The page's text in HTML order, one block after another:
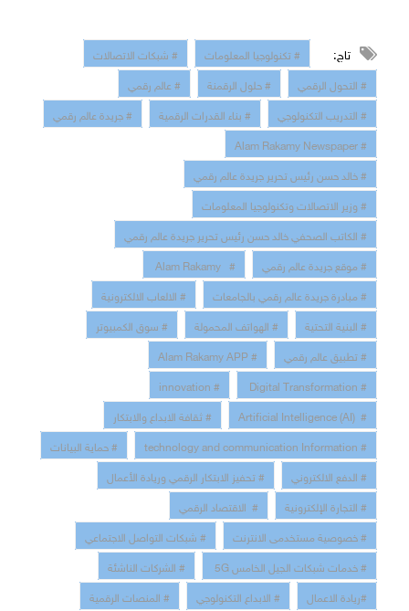
تاج: # تكنولوجيا المعلومات
# شبكات الاتصالات
# التحول الرقمي
# حلول الرقمنة
# عالم رقمي
# التدريب التكنولوجي
# بناء القدرات الرقمية
# جريدة عالم رقمي
# Alam Rakamy Newspaper
# خالد حسن رئيس تحرير جريدة عالم رقمي
# وزير الاتصالات وتكنولوجيا المعلومات
# الكاتب الصحفي خالد حسن رئيس تحرير جريدة عالم رقمي
# موقع جريدة عالم رقمي
# Alam Rakamy
# مبادرة جريدة عالم رقمي بالجامعات
# الالعاب الالكترونية
# البنية التحتية
# الهواتف المحمولة
# سوق الكمبيوتر
# تطبيق عالم رقمي
# Alam Rakamy APP
# Digital Transformation
# innovation
# Artificial Intelligence (AI)
# ثقافة الابداع والابتكار
# technology and communication Information
# حماية البيانات
# الدفع الالكتروني
# تحفيز الابتكار الرقمي وريادة الأعمال
# التجارة الإلكترونية
# الاقتصاد الرقمي
# خصوصية مستخدمى الانترنت
# شبكات التواصل الاجتماعي
# خدمات شبكات الجيل الخامس 5G
# الشركات الناشئة
#ريادة الاعمال
# الابداع التكنولوجي
# المنصات الرقمية